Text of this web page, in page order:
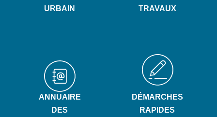
URBAIN
TRAVAUX
ANNUAIRE
DES
DÉMARCHES
RAPIDES